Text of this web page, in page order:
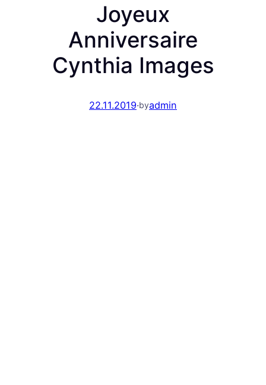
Joyeux
Anniversaire
Cynthia Images
22.11.2019·byadmin